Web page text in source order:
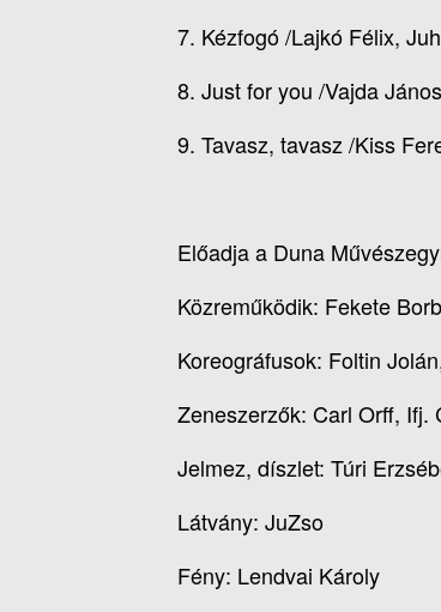
7. Kézfogó /Lajkó Félix,
8. Just for you /Vajda
9. Tavasz, tavasz /Kiss
Előadja a Duna
Közreműködik: Fekete
Koreográfusok: Foltin
Zeneszerzők: Carl Orff, Ifj.
Jelmez, díszlet: Túri
Látvány: JuZso
Fény: Lendvai Károly